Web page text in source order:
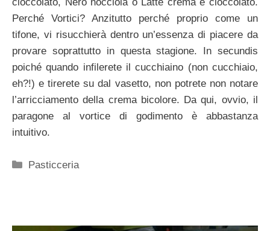
Perché Vortici? Anzitutto perché proprio come un
tifone, vi risucchierà dentro un’essenza di piacere da
provare soprattutto in questa stagione. In secundis
poiché quando infilerete il cucchiaino (non cucchiaio,
eh?!) e tirerete su dal vasetto, non potrete non notare
l’arricciamento della crema bicolore. Da qui, ovvio, il
paragone al vortice di godimento è abbastanza
intuitivo.
Categorie
Pasticceria